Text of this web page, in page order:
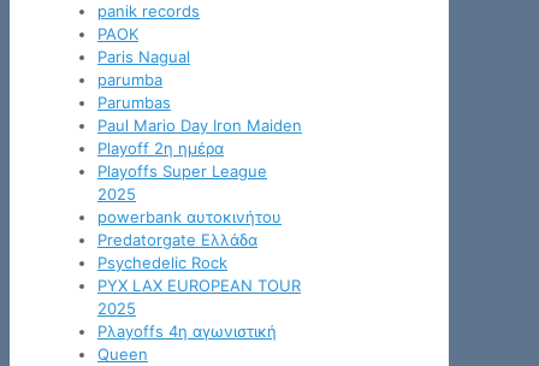
panik records
PAOK
Paris Nagual
parumba
Parumbas
Paul Mario Day Iron Maiden
Playoff 2η ημέρα
Playoffs Super League
2025
powerbank αυτοκινήτου
Predatorgate Ελλάδα
Psychedelic Rock
PYX LAX EUROPEAN TOUR
2025
Pλayoffs 4η αγωνιστική
Queen